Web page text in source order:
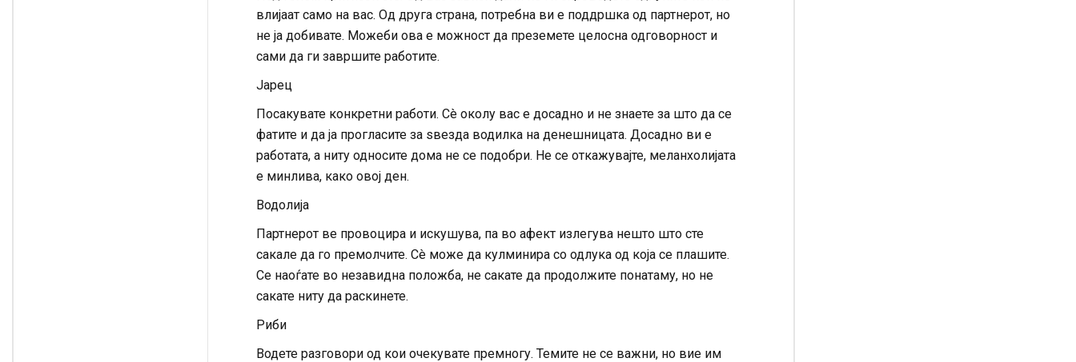
влијаат само на вас. Од друга страна, потребна ви е поддршка од партнерот, но
не ја добивате. Можеби ова е можност да преземете целосна одговорност и
сами да ги завршите работите.
Јарец
Посакувате конкретни работи. Сè околу вас е досадно и не знаете за што да се
фатите и да ја прогласите за ѕвезда водилка на денешницата. Досадно ви е
работата, а ниту односите дома не се подобри. Не се откажувајте, меланхолијата
е минлива, како овој ден.
Водолија
Партнерот ве провоцира и искушува, па во афект излегува нешто што сте
сакале да го премолчите. Сè може да кулминира со одлука од која се плашите.
Се наоѓате во незавидна положба, не сакате да продолжите понатаму, но не
сакате ниту да раскинете.
Риби
Водете разговори од кои очекувате премногу. Темите не се важни, но вие им